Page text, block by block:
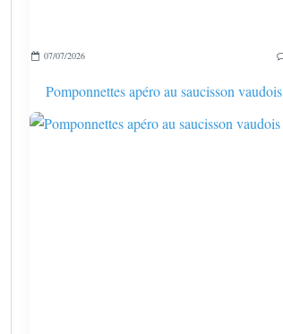
07/07/2026
Pomponnettes apéro au saucisson vaudois